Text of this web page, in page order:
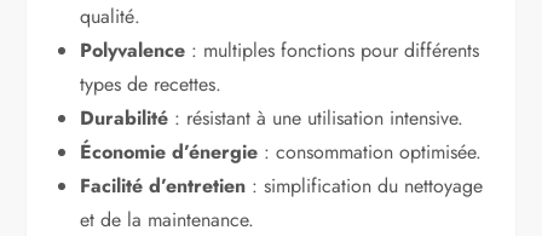
qualité.
Polyvalence : multiples fonctions pour différents
types de recettes.
Durabilité : résistant à une utilisation intensive.
Économie d’énergie : consommation optimisée.
Facilité d’entretien : simplification du nettoyage
et de la maintenance.